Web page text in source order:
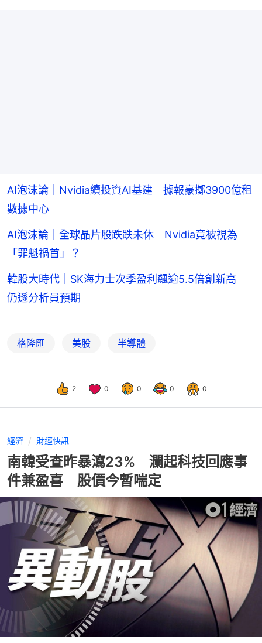
AI泡沫論｜Nvidia續投資AI基建 據報豪擲3900億租
數據中心
AI泡沫論｜全球晶片股跌跌未休 Nvidia竟被視為
「罪魁禍首」？
韓股大時代｜SK海力士次季盈利飆逾5.5倍創新高
仍遜分析員預期
格隆匯 美股 半導體
2 0 0 0 0
經濟 財經快訊
南韓受查昨暴瀉23% 瀾起科技回應事
件兼盈喜 股價今暫喘定